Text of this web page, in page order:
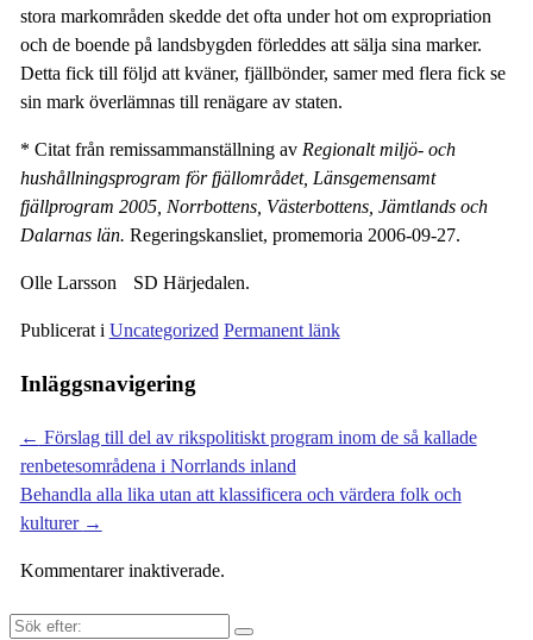
stora markområden skedde det ofta under hot om expropriation
och de boende på landsbygden förleddes att sälja sina marker.
Detta fick till följd att kväner, fjällbönder, samer med flera fick se
sin mark överlämnas till renägare av staten.
* Citat från remissammanställning av Regionalt miljö- och
hushållningsprogram för fjällområdet, Länsgemensamt
fjällprogram 2005, Norrbottens, Västerbottens, Jämtlands och
Dalarnas län. Regeringskansliet, promemoria 2006-09-27.
Olle Larsson SD Härjedalen.
Publicerat i Uncategorized Permanent länk
Inläggsnavigering
← Förslag till del av rikspolitiskt program inom de så kallade
renbetesområdena i Norrlands inland
Behandla alla lika utan att klassificera och värdera folk och
kulturer →
Kommentarer inaktiverade.
Sök